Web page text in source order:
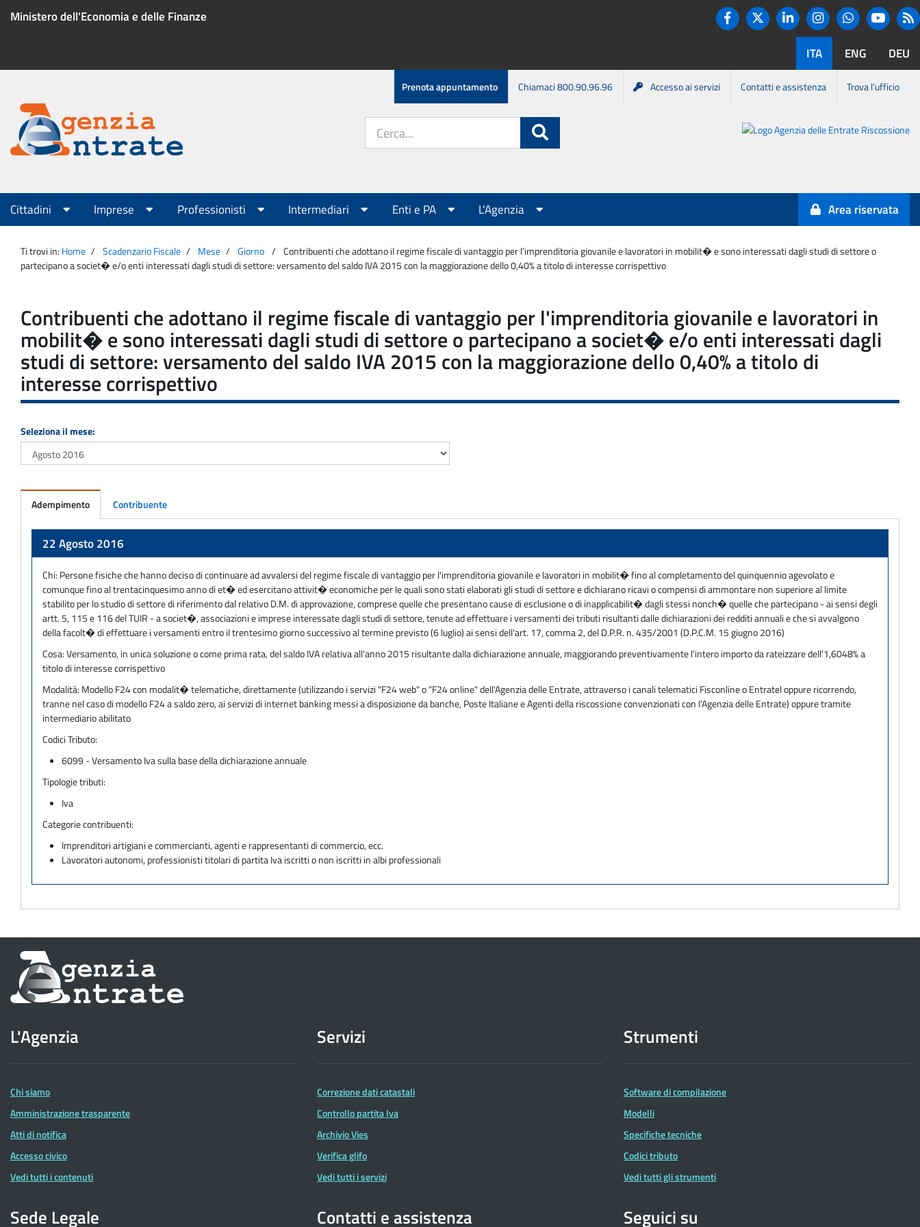
Ministero dell'Economia e delle Finanze
Twitter
LinkedinInstagram
ITA ENG DEU
Menu
servizio
Prenota appuntamento Chiamaci 800.90.96.96 Accesso ai servizi Contatti e assistenza Trova l'ufficio
Agenzia
Entrate
sito:
Agenzia
Entrate-
Riscossione
Menu
principale
Cittadini Imprese Professionisti Intermediari Enti e PA L'Agenzia Area riservata
Ti trovi in: Home Scadenzario Fiscale Mese Giorno
Contribuenti che adottano il regime fiscale di vantaggio per l'imprenditoria giovanile e lavoratori in mobilit� e sono interessati dagli studi di settore o
partecipano a societ� e/o enti interessati dagli studi di settore: versamento del saldo IVA 2015 con la maggiorazione dello 0,40% a titolo di interesse corrispettivo
Contribuenti che adottano il regime fiscale di vantaggio per l'imprenditoria giovanile e lavoratori in
mobilit� e sono interessati dagli studi di settore o partecipano a societ� e/o enti interessati dagli
studi di settore: versamento del saldo IVA 2015 con la maggiorazione dello 0,40% a titolo di
interesse corrispettivo
Seleziona il mese:
Adempimento Contribuente
22 Agosto 2016
Chi: Persone fisiche che hanno deciso di continuare ad avvalersi del regime fiscale di vantaggio per l'imprenditoria giovanile e lavoratori in mobilit� fino al completamento del quinquennio agevolato e
comunque fino al trentacinquesimo anno di et� ed esercitano attivit� economiche per le quali sono stati elaborati gli studi di settore e dichiarano ricavi o compensi di ammontare non superiore al limite
stabilito per lo studio di settore di riferimento dal relativo D.M. di approvazione, comprese quelle che presentano cause di esclusione o di inapplicabilit� dagli stessi nonch� quelle che partecipano - ai sensi degli
artt. 5, 115 e 116 del TUIR - a societ�, associazioni e imprese interessate dagli studi di settore, tenute ad effettuare i versamenti dei tributi risultanti dalle dichiarazioni dei redditi annuali e che si avvalgono
della facolt� di effettuare i versamenti entro il trentesimo giorno successivo al termine previsto (6 luglio) ai sensi dell'art. 17, comma 2, del D.P.R. n. 435/2001 (D.P.C.M. 15 giugno 2016)
Cosa:Versamento, in unica soluzione o come prima rata, del saldo IVA relativa all'anno 2015 risultante dalla dichiarazione annuale, maggiorando preventivamente l'intero importo da rateizzare dell'1,6048% a
titolo di interesse corrispettivo
Modalità: Modello F24 con modalit� telematiche, direttamente (utilizzando i servizi "F24 web" o "F24 online" dell'Agenzia delle Entrate, attraverso i canali telematici Fisconline o Entratel oppure ricorrendo,
tranne nel caso di modello F24 a saldo zero, ai servizi di internet banking messi a disposizione da banche, Poste Italiane e Agenti della riscossione convenzionati con l'Agenzia delle Entrate) oppure tramite
intermediario abilitato
Codici Tributo:
6099 - Versamento Iva sulla base della dichiarazione annuale
Tipologie tributi:
Iva
Categorie contribuenti:
Imprenditori artigiani e commercianti, agenti e rappresentanti di commercio, ecc.
Lavoratori autonomi, professionisti titolari di partita Iva iscritti o non iscritti in albi professionali
Informazioni
sul
dell'Agenzia
delle
Entrate
L'Agenzia
Chi siamo
Amministrazione trasparente
Atti di notifica
Accesso civico
Vedi tutti i contenuti
Servizi
Correzione dati catastali
Controllo partita Iva
Archivio Vies
Verifica glifo
Vedi tutti i servizi
Strumenti
Software di compilazione
Modelli
Specifiche tecniche
Codici tributo
Vedi tutti gli strumenti
Sede Legale Contatti e assistenza Seguici su